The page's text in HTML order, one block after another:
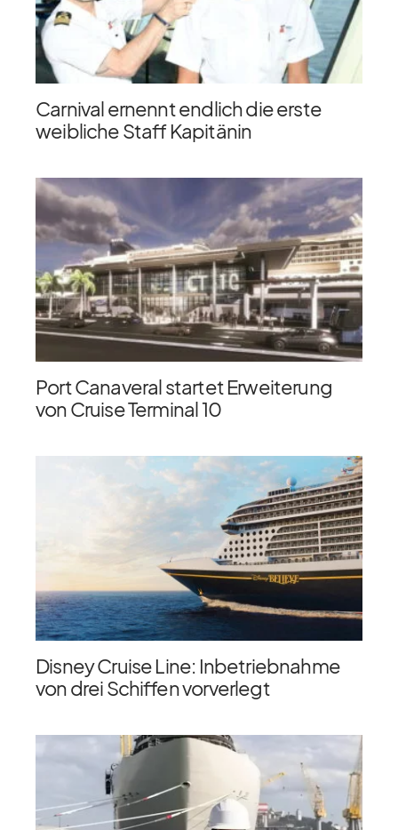
Carnival ernennt endlich die erste
weibliche Staff Kapitänin
Port Canaveral startet Erweiterung
von Cruise Terminal 10
Disney Cruise Line: Inbetriebnahme
von drei Schiffen vorverlegt